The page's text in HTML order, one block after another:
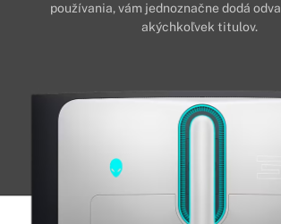
používania, vám jednoznačne dodá
akýchkoľvek titulov.